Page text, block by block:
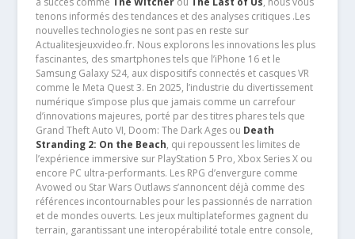
tenons informés des tendances et des analyses critiques .Les
nouvelles technologies ne sont pas en reste sur
Actualitesjeuxvideo.fr. Nous explorons les innovations les plus
fascinantes, des smartphones tels que l’iPhone 16 et le
Samsung Galaxy S24, aux dispositifs connectés et casques VR
comme le Meta Quest 3. En 2025, l’industrie du divertissement
numérique s’impose plus que jamais comme un carrefour
d’innovations majeures, porté par des titres phares tels que
Grand Theft Auto VI, Doom: The Dark Ages ou Death
Stranding 2: On the Beach, qui repoussent les limites de
l’expérience immersive sur PlayStation 5 Pro, Xbox Series X ou
encore PC ultra-performants. Les RPG d’envergure comme
Avowed ou Star Wars Outlaws s’annoncent déjà comme des
références incontournables pour les passionnés de narration
et de mondes ouverts. Les jeux multiplateformes gagnent du
terrain, garantissant une interopérabilité totale entre console,